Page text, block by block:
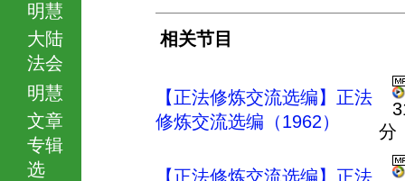
明慧
大陆
法会
明慧
文章
专辑
选
相关节目
【正法修炼交流选编】正法
修炼交流选编（1962）
分
【正法修炼交流选编】正法